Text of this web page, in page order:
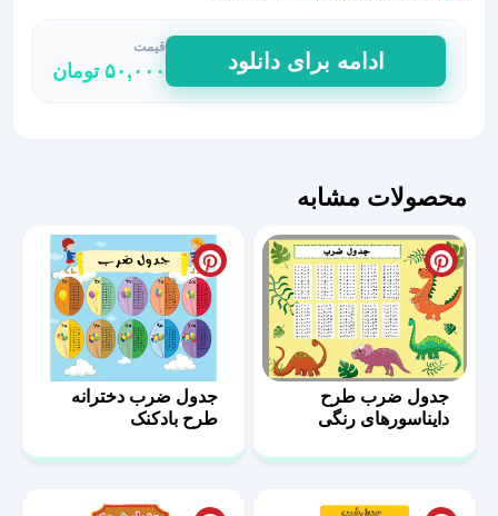
جدول
ضرب
طرح
ادامه برای دانلود
قیمت
۵۰,۰۰۰ تومان
محصولات مشابه
جدول ضرب طرح
دایناسورهای رنگی
جدول ضرب دخترانه
طرح بادکنک